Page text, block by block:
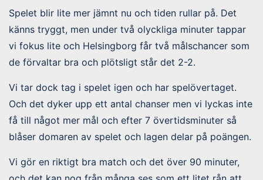
Spelet blir lite mer jämnt nu och tiden rullar på. Det
känns tryggt, men under två olyckliga minuter tappar
vi fokus lite och Helsingborg får två målschancer som
de förvaltar bra och plötsligt står det 2-2.
Vi tar dock tag i spelet igen och har spelövertaget.
Och det dyker upp ett antal chanser men vi lyckas inte
få till något mer mål och efter 7 övertidsminuter så
blåser domaren av spelet och lagen delar på poängen.
Vi gör en riktigt bra match och det över 90 minuter,